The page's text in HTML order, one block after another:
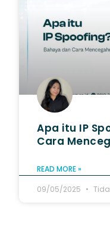
Apa itu IP
Cara
READ MORE »
09/05/2025